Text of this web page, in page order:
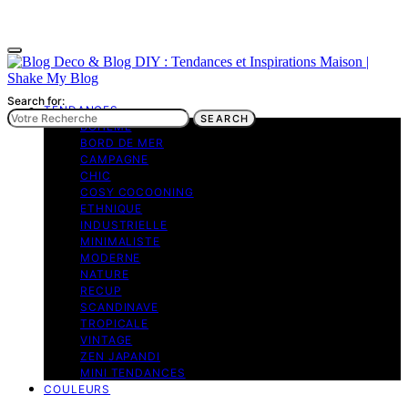
TENDANCES
BOHEME
BORD DE MER
CAMPAGNE
CHIC
COSY COCOONING
ETHNIQUE
INDUSTRIELLE
MINIMALISTE
MODERNE
NATURE
RECUP
SCANDINAVE
TROPICALE
VINTAGE
ZEN JAPANDI
MINI TENDANCES
COULEURS
Search for:
SEARCH